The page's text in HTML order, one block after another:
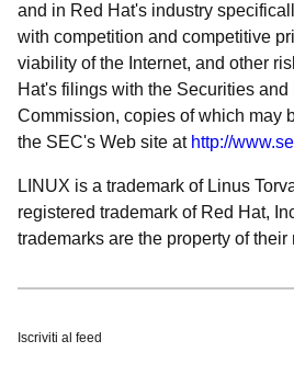
and in Red Hat's industry
with competition and competitive
viability of the Internet, and other
Hat's filings with the Securities and
Commission, copies of which may
the SEC's Web site at http://
LINUX is a trademark of Linus
registered trademark of Red Hat,
trademarks are the property of
Iscriviti al feed